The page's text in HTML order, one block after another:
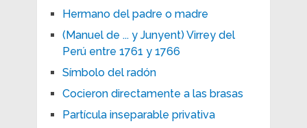
Hermano del padre o madre
(Manuel de ... y Junyent) Virrey del
Perú entre 1761 y 1766
Símbolo del radón
Cocieron directamente a las brasas
Partícula inseparable privativa